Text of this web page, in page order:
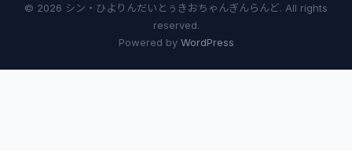
© 2026 シン・ひよりんだいとぅきおちゃんぎんらんど. All rights
reserved.
Powered by WordPress